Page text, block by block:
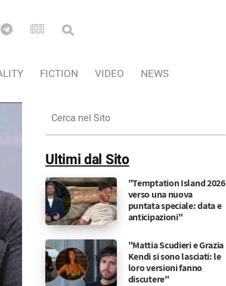
FICTION VIDEO NEWS
nel
Sito
Ultimi dal Sito
"Temptation Island 2026
verso una nuova
puntata speciale: data e
anticipazioni"
"Mattia Scudieri e Grazia
Kendi si sono lasciati: le
loro versioni fanno
discutere"